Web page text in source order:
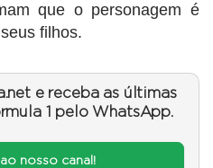
que o personagem é
filhos.
e receba as últimas
1 pelo WhatsApp.
nosso canal!